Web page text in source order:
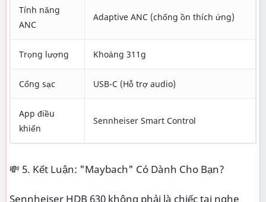
Tính năng
ANC
Adaptive ANC (chống ồn thích ứng)
Trọng lượng Khoảng 311g
Cổng sạc USB-C (Hỗ trợ audio)
App điều
khiển
Sennheiser Smart Control
💸 5. Kết Luận: "Maybach" Có Dành Cho Bạn?
Sennheiser HDB 630 không phải là chiếc tai nghe